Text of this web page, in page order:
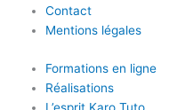
Contact
Mentions légales
Formations en ligne
Réalisations